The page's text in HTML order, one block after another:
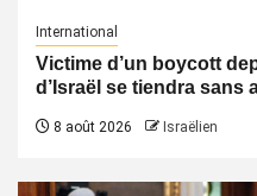
International
Victime d’un boycott
d’Israël se tiendra sans
8 août 2026 Israëlien